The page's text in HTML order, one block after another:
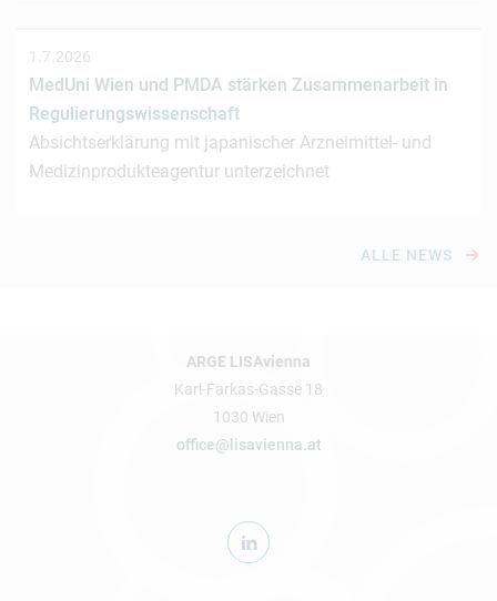
1.7.2026
MedUni Wien und PMDA stärken Zusammenarbeit in
Regulierungswissenschaft
Absichtserklärung mit japanischer Arzneimittel- und
Medizinprodukteagentur unterzeichnet
ALLE NEWS
ARGE LISAvienna
Karl-Farkas-Gasse 18
1030 Wien
office@lisavienna.at